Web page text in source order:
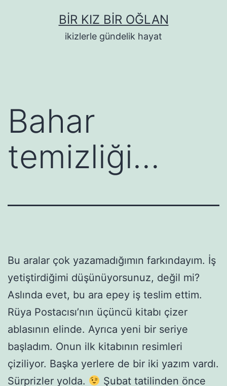
BIR KIZ BIR OĞLAN
ikizlerle gündelik hayat
Bahar
temizliği…
Bu aralar çok yazamadığımın farkındayım. İş
yetiştirdiğimi düşünüyorsunuz, değil mi?
Aslında evet, bu ara epey iş teslim ettim.
Rüya Postacısı’nın üçüncü kitabı çizer
ablasının elinde. Ayrıca yeni bir seriye
başladım. Onun ilk kitabının resimleri
çiziliyor. Başka yerlere de bir iki yazım vardı.
Sürprizler yolda.
Şubat tatilinden önce